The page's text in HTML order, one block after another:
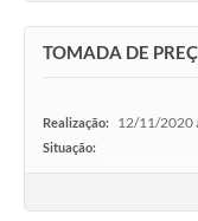
TOMADA DE
Realização: 12/11/2020
Situação: